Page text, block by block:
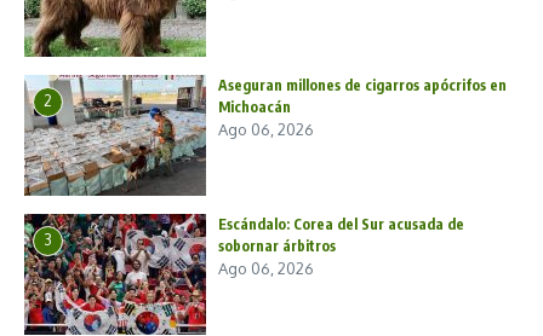
2
Aseguran millones de cigarros apócrifos en
Michoacán
Ago 06, 2026
3
Escándalo: Corea del Sur acusada de
sobornar árbitros
Ago 06, 2026